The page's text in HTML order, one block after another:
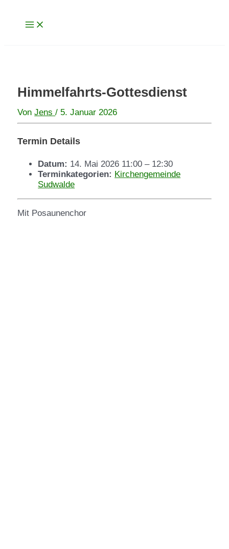
springen
Himmelfahrts-Gottesdienst
VonJens/ 5. Januar 2026
Termin Details
Datum: 14. Mai 2026 11:00 – 12:30
Terminkategorien: Kirchengemeinde
Sudwalde
Mit Posaunenchor